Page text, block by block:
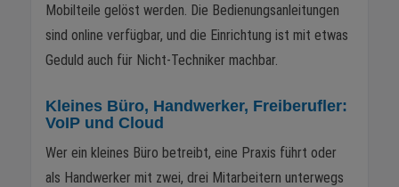
Mobilteile gelöst werden. Die Bedienungsanleitungen
sind online verfügbar, und die Einrichtung ist mit etwas
Geduld auch für Nicht-Techniker machbar.
Kleines Büro, Handwerker, Freiberufler:
VoIP und Cloud
Wer ein kleines Büro betreibt, eine Praxis führt oder
als Handwerker mit zwei, drei Mitarbeitern unterwegs